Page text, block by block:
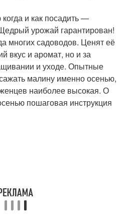
и как посадить —
урожай гарантирован!
многих садоводов. Ценят её
вкус и аромат, но и за
и уходе. Опытные
малину именно осенью,
наиболее высокая. О
пошаговая инструкция